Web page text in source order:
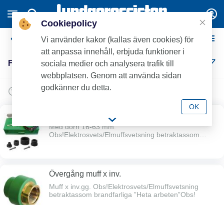
Fusiotherm
Fusiotherm (17)
Med dorn 16-63 mm.
Obs!Elektrosvets/Elmuffsvetsning betraktassom
Övergång muff x inv.
Muff x inv.gg. Obs!Elektrosvets/Elmuffsvetsning
betraktassom brandfarliga ”Heta arbeten”Obs!
Cookiepolicy
Vi använder kakor (kallas även cookies) för
att anpassa innehåll, erbjuda funktioner i
sociala medier och analysera trafik till
webbplatsen. Genom att använda sidan
godkänner du detta.
OK